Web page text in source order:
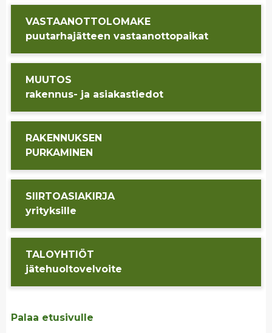
VAS­TAAN­OT­TO­LO­MA­KE
puu­tar­ha­jät­teen vas­taan­ot­to­pai­kat
MUU­TOS
ra­ken­nus- ja asia­kas­tie­dot
RA­KEN­NUK­SEN
PUR­KA­MI­NEN
SIIR­TOA­SIA­KIR­JA
yri­tyk­sil­le
TA­LO­YH­TIÖT
jä­te­huol­to­vel­voi­te
Palaa etusivulle